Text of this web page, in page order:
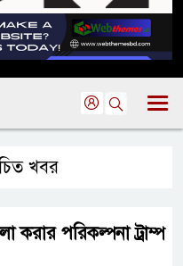
খবর
করার পরিকল্পনা ট্রাম্প